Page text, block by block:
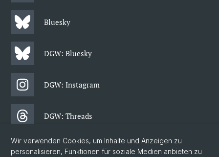
Bluesky
DGW: Bluesky
DGW: Instagram
DGW: Threads
DGW: Facebook
Wir verwenden Cookies, um Inhalte und Anzeigen zu
personalisieren, Funktionen für soziale Medien anbieten zu